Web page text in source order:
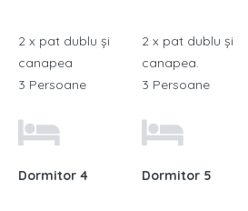
2 x pat dublu și
canapea
3 Persoane
2 x pat dublu și
canapea.
3 Persoane
Dormitor 4 Dormitor 5